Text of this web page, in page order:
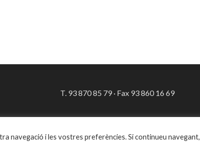
T. 93 870 85 79 · Fax 93 860 16 69
cresidusvo@cresidusvo.cat
navegació i les vostres preferències. Si continueu navegant,